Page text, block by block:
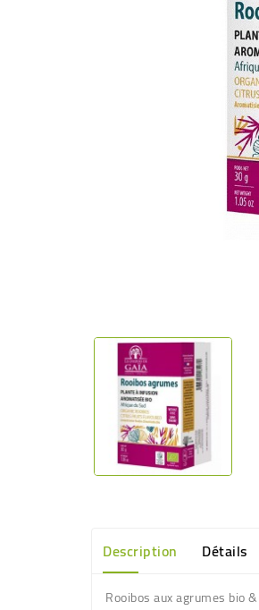
Description Détails
Rooibos aux agrumes bio